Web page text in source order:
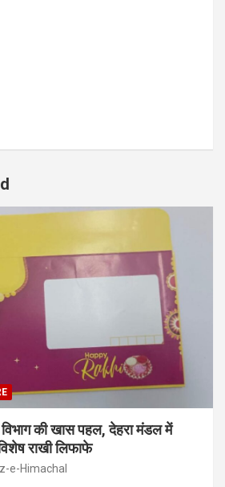
की खास पहल, देहरा मंडल में
राखी लिफाफे
e-Himachal